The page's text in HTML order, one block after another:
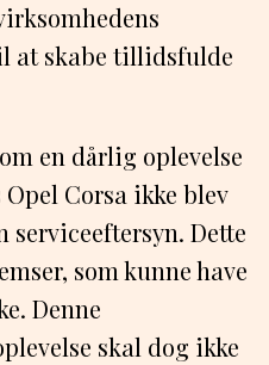
at skabe tillidsfulde
en dårlig oplevelse
Opel Corsa ikke blev
serviceeftersyn. Dette
som kunne have
Denne
skal dog ikke